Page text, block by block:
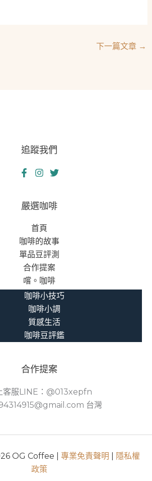
下一篇文章 →
追蹤我們
嚴選咖啡
首頁
咖啡的故事
單品豆評測
合作提案
嚐。咖啡
咖啡小技巧
咖啡小調
質感生活
咖啡豆評鑑
合作提案
客服LINE：@013xepfn
台灣
OG Coffee | 專業免責聲明
隱私權
政策